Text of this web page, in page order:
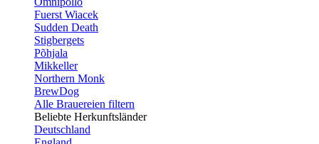
Fuerst Wiacek
Sudden Death
Stigbergets
Põhjala
Mikkeller
Northern Monk
BrewDog
Alle Brauereien filtern
Beliebte Herkunftsländer
Deutschland